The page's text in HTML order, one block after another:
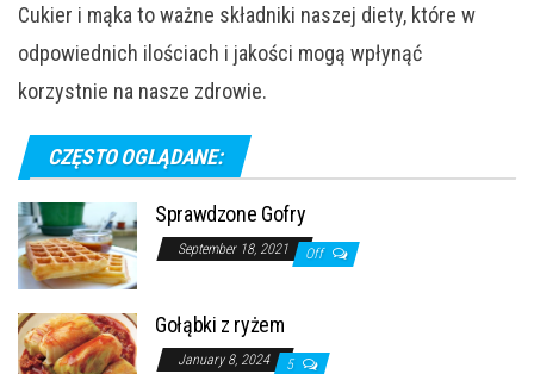
Cukier i mąka to ważne składniki naszej diety, które w
odpowiednich ilościach i jakości mogą wpłynąć
korzystnie na nasze zdrowie.
CZĘSTO OGLĄDANE:
Sprawdzone Gofry
September 18, 2021 Off
Gołąbki z ryżem
January 8, 2024 5